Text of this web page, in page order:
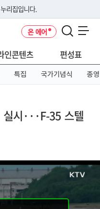
리집입니다.
를 사용하고 있다면 아래 URL에
온 에어
인콘텐츠 편성표
특집 국가기념식 종영
시···F-35 스텔